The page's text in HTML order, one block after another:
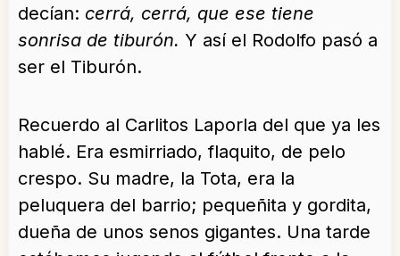
decían: cerrá, cerrá, que ese tiene
sonrisa de tiburón. Y así el Rodolfo pasó a
ser el Tiburón.
Recuerdo al Carlitos Laporla del que ya les
hablé. Era esmirriado, flaquito, de pelo
crespo. Su madre, la Tota, era la
peluquera del barrio; pequeñita y gordita,
dueña de unos senos gigantes. Una tarde